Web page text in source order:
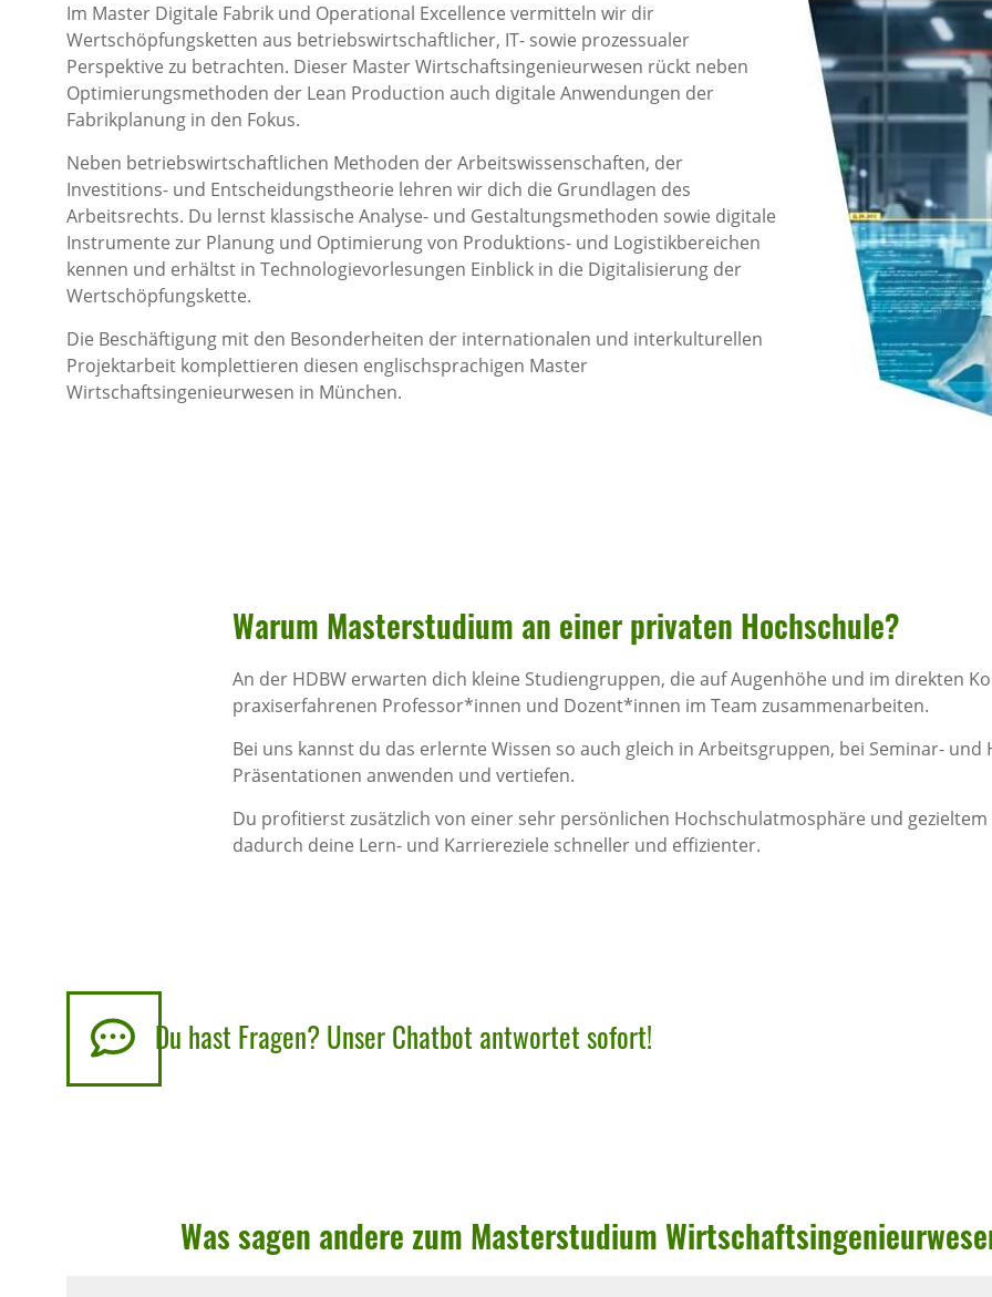
Im Master Digitale Fabrik und Operational Excellence vermitteln wir dir
Wertschöpfungsketten aus betriebswirtschaftlicher, IT- sowie prozessualer
Perspektive zu betrachten. Dieser Master Wirtschaftsingenieurwesen rückt neben
Optimierungsmethoden der Lean Production auch digitale Anwendungen der
Fabrikplanung in den Fokus.
Neben betriebswirtschaftlichen Methoden der Arbeitswissenschaften, der
Investitions- und Entscheidungstheorie lehren wir dich die Grundlagen des
Arbeitsrechts. Du lernst klassische Analyse- und Gestaltungsmethoden sowie digitale
Instrumente zur Planung und Optimierung von Produktions- und Logistikbereichen
kennen und erhältst in Technologievorlesungen Einblick in die Digitalisierung der
Wertschöpfungskette.
Die Beschäftigung mit den Besonderheiten der internationalen und interkulturellen
Projektarbeit komplettieren diesen englischsprachigen Master
Wirtschaftsingenieurwesen in München.
Warum Master­stu­dium an einer privaten Hoch­schule?
An der HDBW erwarten dich kleine Studiengruppen, die auf Augenhöhe und im direkten
praxiserfahrenen Professor*innen und Dozent*innen im Team zusammenarbeiten.
Bei uns kannst du das erlernte Wissen so auch gleich in Arbeitsgruppen, bei Seminar-
Präsentationen anwenden und vertiefen.
Du profitierst zusätzlich von einer sehr persönlichen Hochschulatmosphäre und
dadurch deine Lern- und Karriereziele schneller und effizienter.
anzeigen
Du hast Fragen? Unser Chatbot antwortet sofort!
Was sagen andere zum Master­stu­dium